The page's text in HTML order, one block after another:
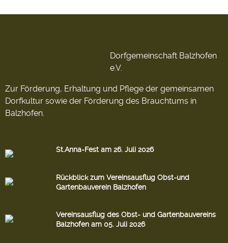
Dorfgemeinschaft Balzhofen
e.V.
Zur Förderung, Erhaltung und Pflege der gemeinsamen
Dorfkultur sowie der Förderung des Brauchtums in
Balzhofen.
St.Anna-Fest am 26. Juli 2026
Rückblick zum Vereinsausflug Obst-und
Gartenbauverein Balzhofen
Vereinsausflug des Obst- und Gartenbauvereins
Balzhofen am 05. Juli 2026